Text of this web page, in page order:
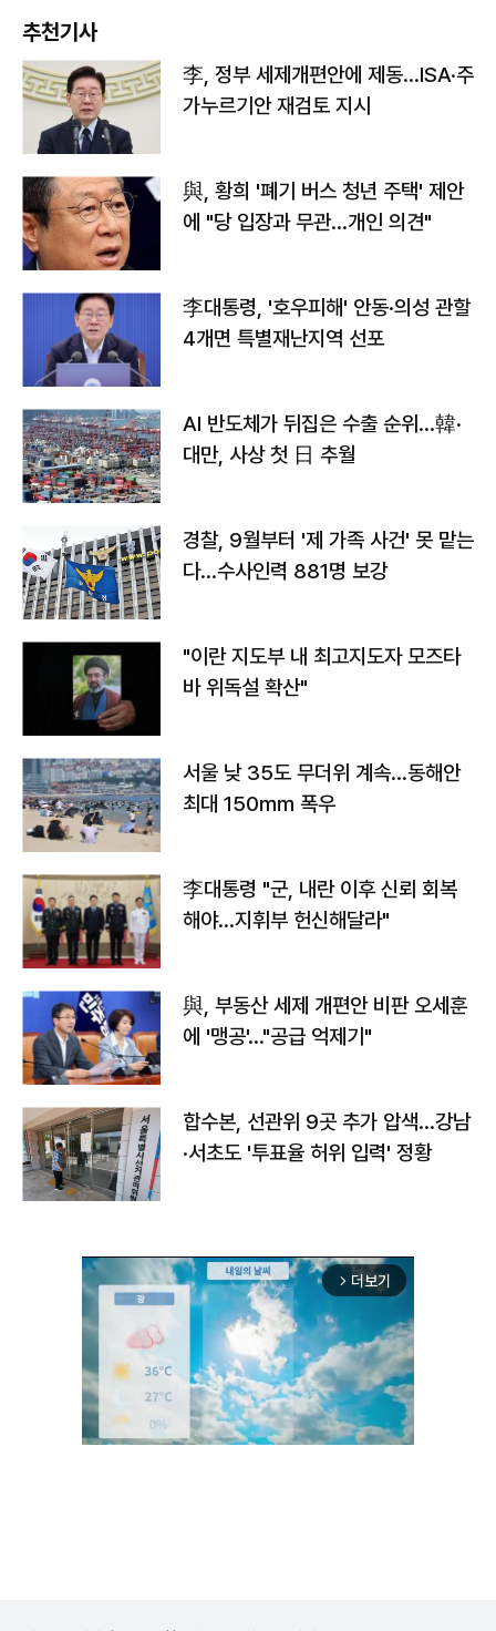
추천기사
李, 정부 세제개편안에 제동…ISA·주
가누르기안 재검토 지시
與, 황희 '폐기 버스 청년 주택' 제안
에 "당 입장과 무관…개인 의견"
李대통령, '호우피해' 안동·의성 관할
4개면 특별재난지역 선포
AI 반도체가 뒤집은 수출 순위…韓·
대만, 사상 첫 日 추월
경찰, 9월부터 '제 가족 사건' 못 맡는
다…수사인력 881명 보강
"이란 지도부 내 최고지도자 모즈타
바 위독설 확산"
서울 낮 35도 무더위 계속…동해안
최대 150㎜ 폭우
李대통령 "군, 내란 이후 신뢰 회복
해야…지휘부 헌신해달라"
與, 부동산 세제 개편안 비판 오세훈
에 '맹공'…"공급 억제기"
합수본, 선관위 9곳 추가 압색…강남
·서초도 '투표율 허위 입력' 정황
arrow_forward_ios 더보기